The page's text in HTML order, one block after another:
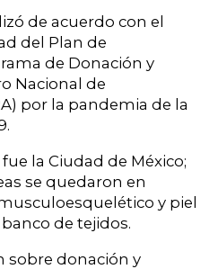
de acuerdo con el
del Plan de
de Donación y
Nacional de
por la pandemia de la
la Ciudad de México;
se quedaron en
y piel
de tejidos.
sobre donación y